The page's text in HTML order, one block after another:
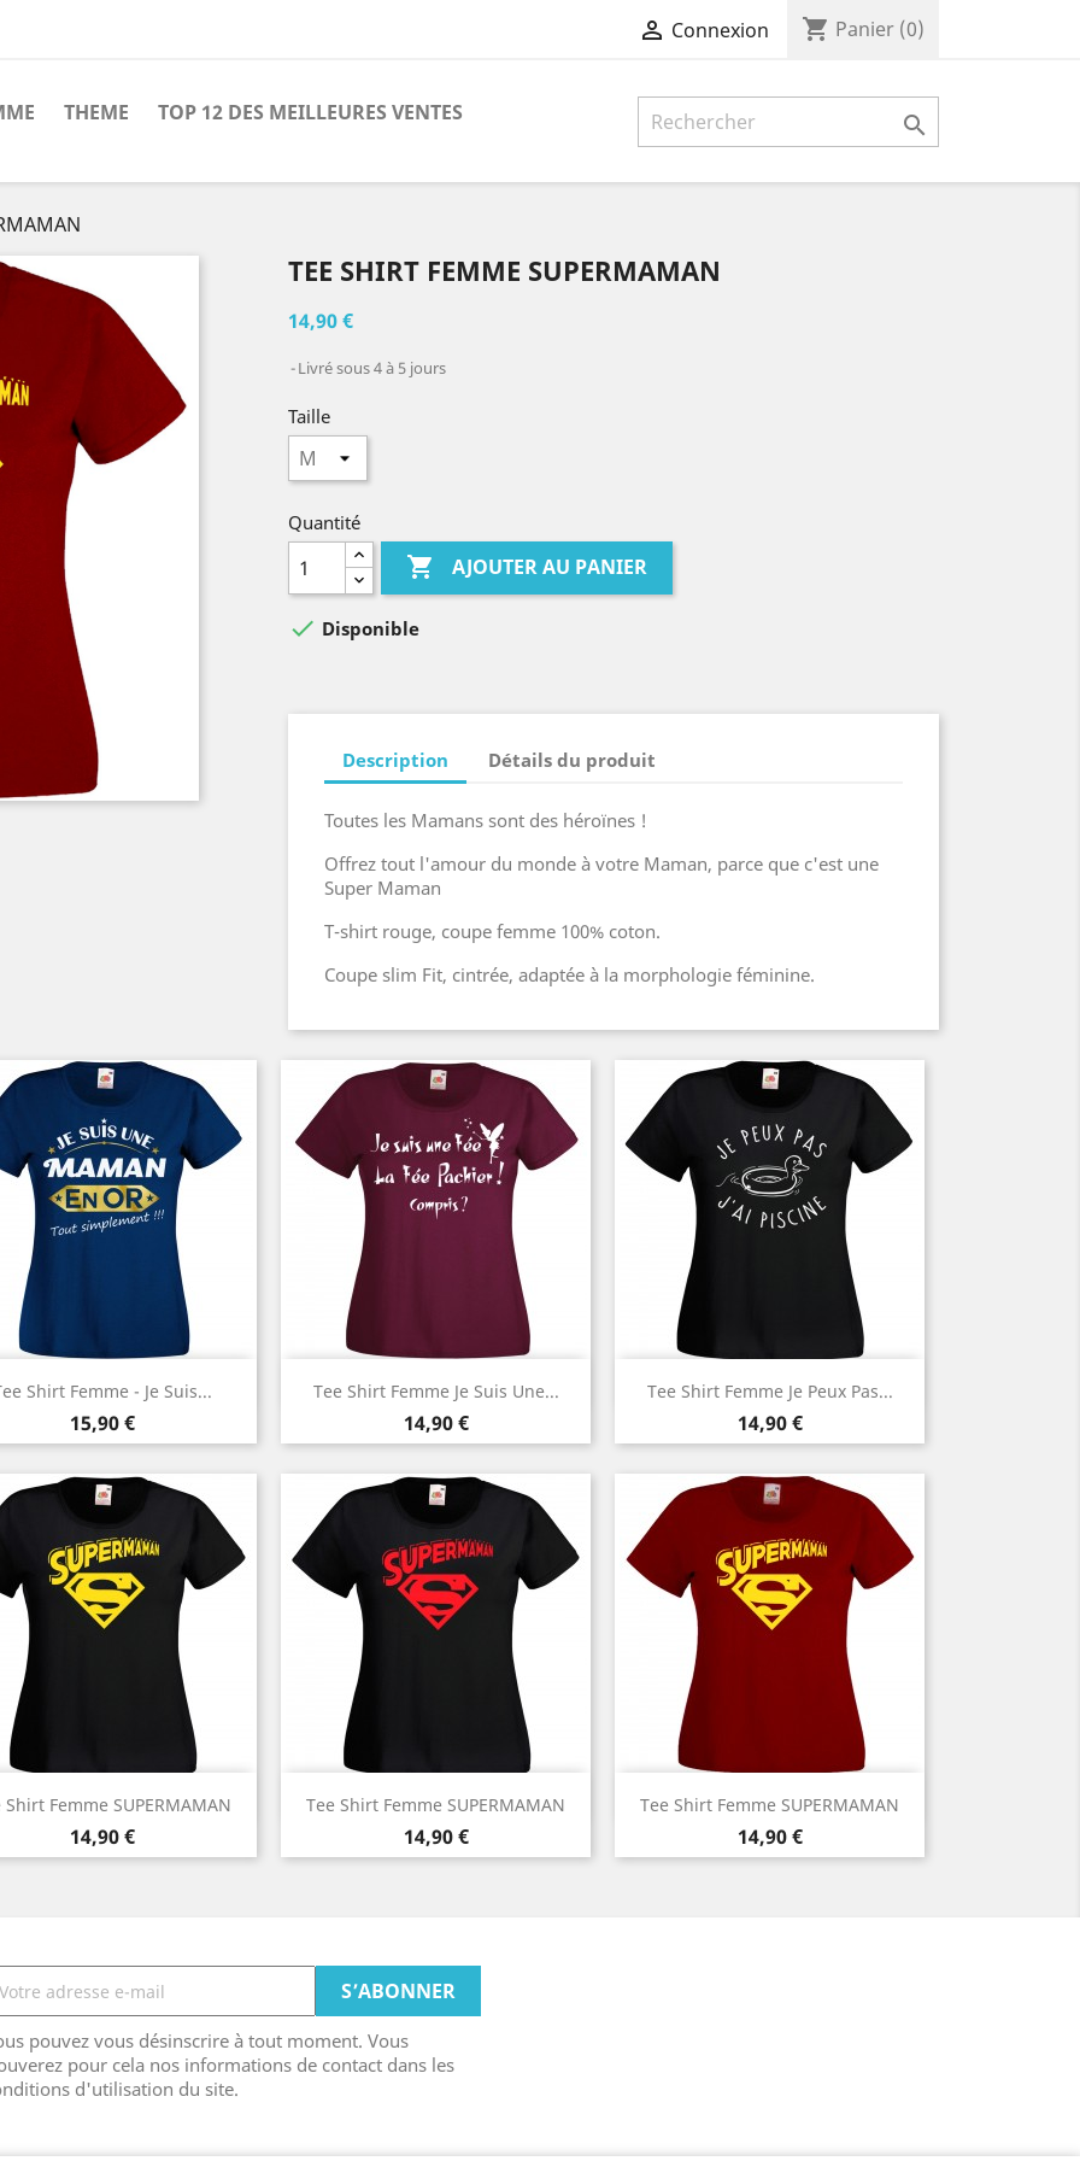
 Connexion shopping_cart Panier (0)
THEME TOP 12 DES MEILLEURES VENTES 
TEE SHIRT FEMME SUPERMAMAN
14,90 €
Livré sous 4 à 5 jours
Taille
Quantité
 AJOUTER AU PANIER
 Disponible
Description Détails du produit
Toutes les Mamans sont des héroïnes !
Offrez tout l'amour du monde à votre Maman, parce que c'est une
Super Maman
T-shirt rouge, coupe femme 100% coton.
Coupe slim Fit, cintrée, adaptée à la morphologie féminine.
Shirt Femme - Je Suis...
Prix
15,90 €
Aperçu rapide Tee Shirt Femme Je Suis Une...
Prix
14,90 €
Aperçu rapide Tee Shirt Femme Je Peux Pas...
Prix
14,90 €
Aperçu rapide
Shirt Femme SUPERMAMAN
Prix
14,90 €
 Aperçu rapide Tee Shirt Femme SUPERMAMAN
Prix
14,90 €
 Aperçu rapide Tee Shirt Femme SUPERMAMAN
Prix
14,90 €
 Aperçu rapide
pouvez vous désinscrire à tout moment. Vous
pour cela nos informations de contact dans les
d'utilisation du site.